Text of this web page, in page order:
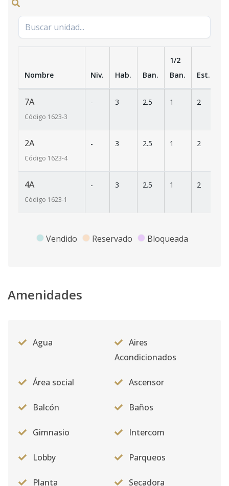
Nombre Niv. Hab. Ban.
1/2
Ban.
Est.
7A
Código 1623-3
- 3 2.5 1 2
2A
Código 1623-4
- 3 2.5 1 2
4A
Código 1623-1
- 3 2.5 1 2
Vendido Reservado Bloqueada
Amenidades
Agua
Aires
Acondicionados
Área social Ascensor
Balcón Baños
Gimnasio Intercom
Lobby Parqueos
Planta Secadora